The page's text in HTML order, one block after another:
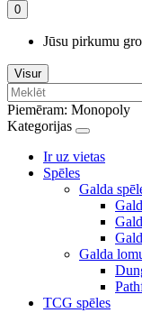
0
Jūsu pirkumu
Visur
Piemēram: Monopoly
Kategorijas
Ir uz vietas
Spēles
Galda
Galda
TCG spēles